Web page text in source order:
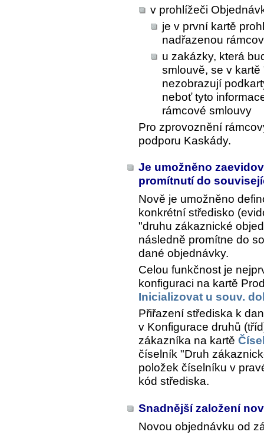
v prohlížeči
je v první kartě
nadřazenou
u zakázky, která
smlouvě, se v
nezobrazují
neboť tyto
rámcové smlouvy
Pro zprovoznění
podporu Kaskády.
Je umožněno
promítnutí do
Nově je umožněno
konkrétní středisko
"druhu zákaznické
následně promítne do
dané objednávky.
Celou funkčnost je
konfiguraci na kartě
Inicializovat u souv.
Přiřazení střediska k
v Konfigurace druhů
zákazníka na kartě
číselník "Druh
položek číselníku v
kód střediska.
Snadnější založení
Novou objednávku od